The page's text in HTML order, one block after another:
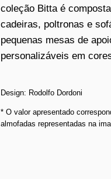
coleção Bitta é
cadeiras, poltronas e
pequenas mesas de
personalizáveis em
Design: Rodolfo Dordoni
* O valor apresentado
almofadas representadas na